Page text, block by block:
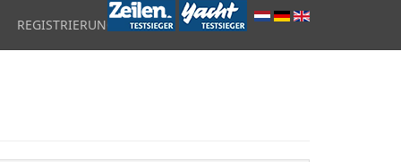
REGISTRIERUNG ÜBER UNS